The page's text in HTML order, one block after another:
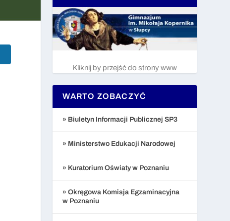
Kliknij by przejść do strony www
WARTO ZOBACZYĆ
» Biuletyn Informacji Publicznej SP3
» Ministerstwo Edukacji Narodowej
» Kuratorium Oświaty w Poznaniu
» Okręgowa Komisja Egzaminacyjna
w Poznaniu